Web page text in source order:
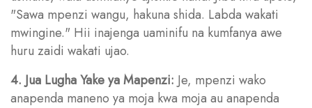
"Sawa mpenzi wangu, hakuna shida. Labda wakati
mwingine." Hii inajenga uaminifu na kumfanya awe
huru zaidi wakati ujao.
4. Jua Lugha Yake ya Mapenzi: Je, mpenzi wako
anapenda maneno ya moja kwa moja au anapenda